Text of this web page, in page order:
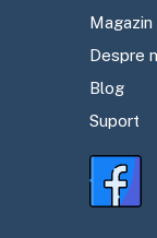
Magazin
Despre
Blog
Suport